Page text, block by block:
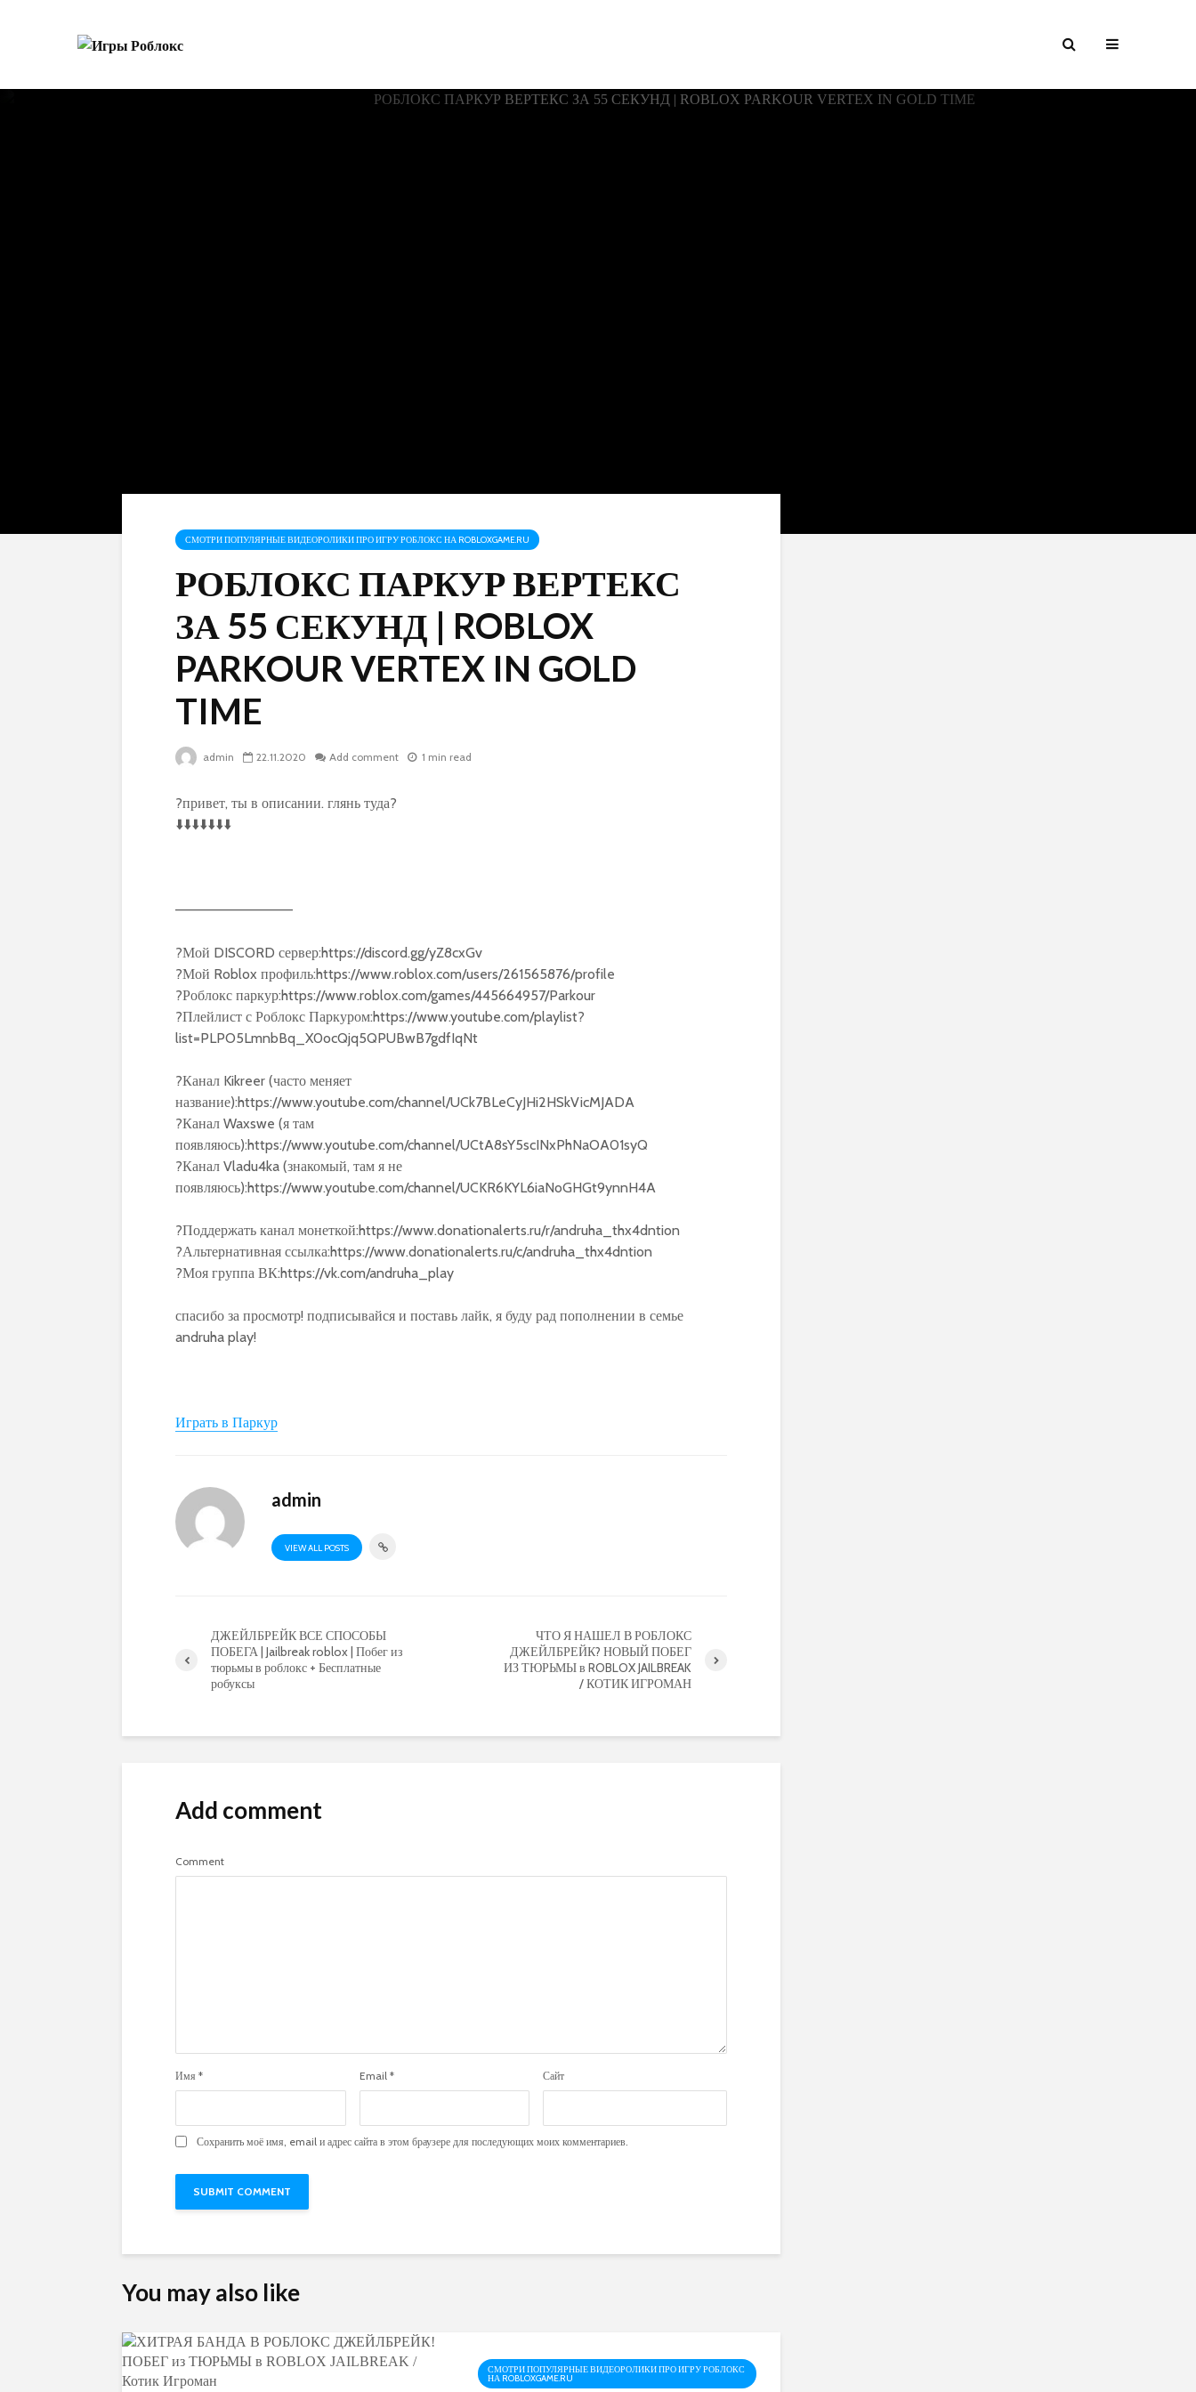
СМОТРИ ПОПУЛЯРНЫЕ ВИДЕОРОЛИКИ ПРО ИГРУ РОБЛОКС НА ROBLOXGAME.RU
РОБЛОКС ПАРКУР ВЕРТЕКС
ЗА 55 СЕКУНД | ROBLOX
PARKOUR VERTEX IN GOLD
TIME
admin 22.11.2020 Add comment 1 min read
?привет, ты в описании. глянь туда?
⬇️⬇️⬇️⬇️⬇️⬇️⬇️
————————————
?Мой DISCORD сервер:https://discord.gg/yZ8cxGv
?Мой Roblox профиль:https://www.roblox.com/users/261565876/profile
?Роблокс паркур:https://www.roblox.com/games/445664957/Parkour
?Плейлист с Роблокс Паркуром:https://www.youtube.com/playlist?
list=PLPO5LmnbBq_X0ocQjq5QPUBwB7gdfIqNt
?Канал Kikreer (часто меняет
название):https://www.youtube.com/channel/UCk7BLeCyJHi2HSkVicMJADA
?Канал Waxswe (я там
появляюсь):https://www.youtube.com/channel/UCtA8sY5scINxPhNaOA01syQ
?Канал Vladu4ka (знакомый, там я не
появляюсь):https://www.youtube.com/channel/UCKR6KYL6iaNoGHGt9ynnH4A
?Поддержать канал монеткой:https://www.donationalerts.ru/r/andruha_thx4dntion
?Альтернативная ссылка:https://www.donationalerts.ru/c/andruha_thx4dntion
?Моя группа ВК:https://vk.com/andruha_play
спасибо за просмотр! подписывайся и поставь лайк, я буду рад пополнении в семье
andruha play!
Играть в Паркур
admin
VIEW ALL POSTS
ДЖЕЙЛБРЕЙК ВСЕ СПОСОБЫ
ПОБЕГА | Jailbreak roblox | Побег из
тюрьмы в роблокс + Бесплатные
робуксы
ЧТО Я НАШЕЛ В РОБЛОКС
ДЖЕЙЛБРЕЙК? НОВЫЙ ПОБЕГ
ИЗ ТЮРЬМЫ в ROBLOX JAILBREAK
/ КОТИК ИГРОМАН
Add comment
Comment
Имя * Email * Сайт
Сохранить моё имя, email и адрес сайта в этом браузере для последующих моих комментариев.
You may also like
СМОТРИ ПОПУЛЯРНЫЕ ВИДЕОРОЛИКИ ПРО ИГРУ РОБЛОКС
НА ROBLOXGAME.RU